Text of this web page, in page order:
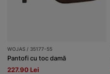
WOJAS / 35177-55
Pantofi cu toc damă
227.90 Lei